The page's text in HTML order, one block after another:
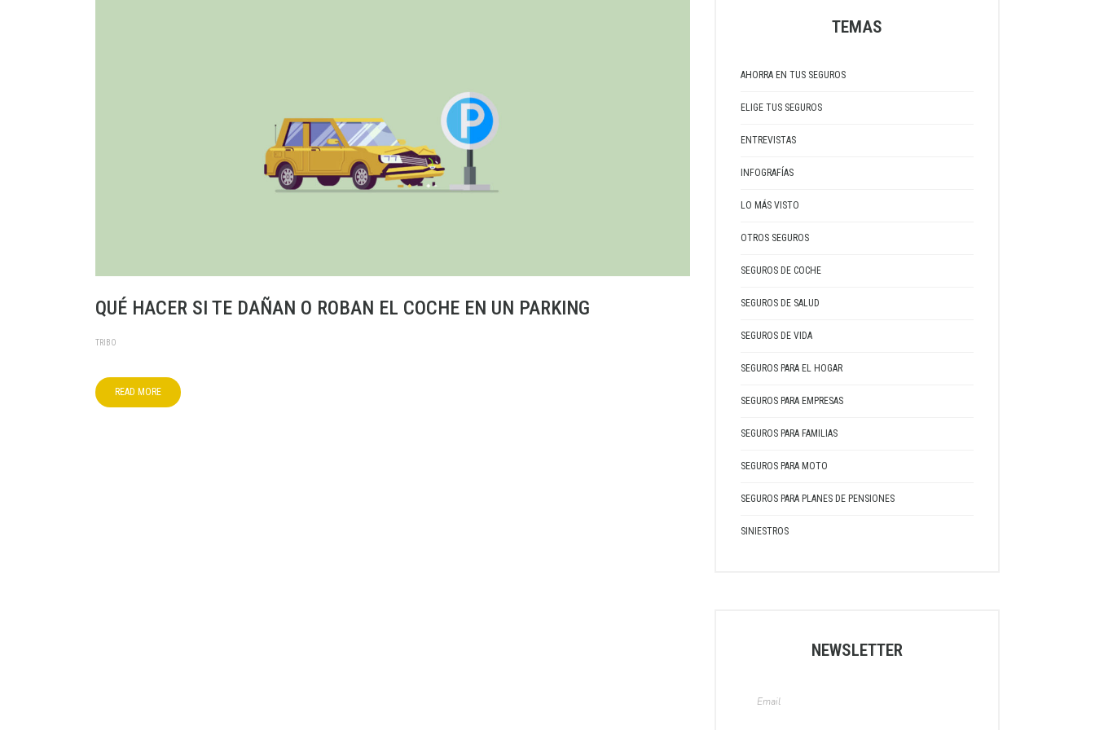
QUÉ HACER SI TE DAÑAN O ROBAN EL COCHE EN UN PARKING
TRIBO
READ MORE
TEMAS
AHORRA EN TUS SEGUROS
ELIGE TUS SEGUROS
ENTREVISTAS
INFOGRAFÍAS
LO MÁS VISTO
OTROS SEGUROS
SEGUROS DE COCHE
SEGUROS DE SALUD
SEGUROS DE VIDA
SEGUROS PARA EL HOGAR
SEGUROS PARA EMPRESAS
SEGUROS PARA FAMILIAS
SEGUROS PARA MOTO
SEGUROS PARA PLANES DE PENSIONES
SINIESTROS
NEWSLETTER